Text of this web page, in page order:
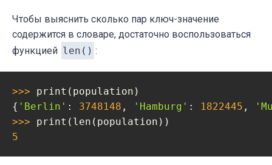
Чтобы выяснить сколько пар ключ-значение
содержится в словаре, достаточно воспользоваться
функцией len() :
>>> print(population)
{ 'Berlin' : 3748148 , 'Hamburg' : 1822445 ,
>>>
5